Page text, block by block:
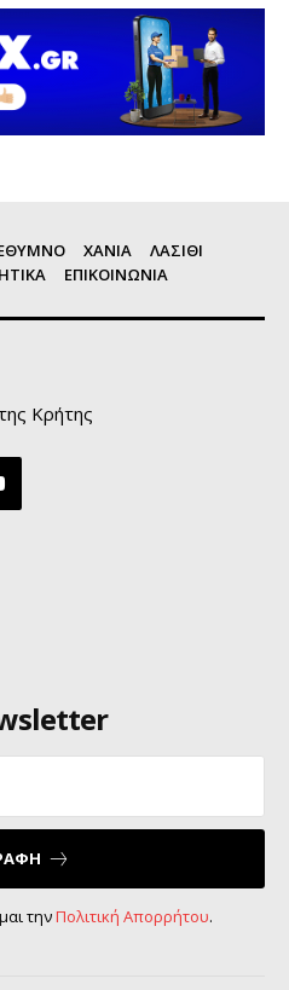
ΧΑΝΙΑ
ΛΑΣΙΘΙ
ΕΠΙΚΟΙΝΩΝΙΑ
Κρήτης
τηνΠολιτική Απορρήτου.